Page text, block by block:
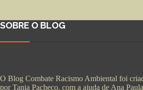
SOBRE O BLOG
O Blog Combate Racismo Ambiental foi
por Tania Pacheco, com a ajuda de Ana